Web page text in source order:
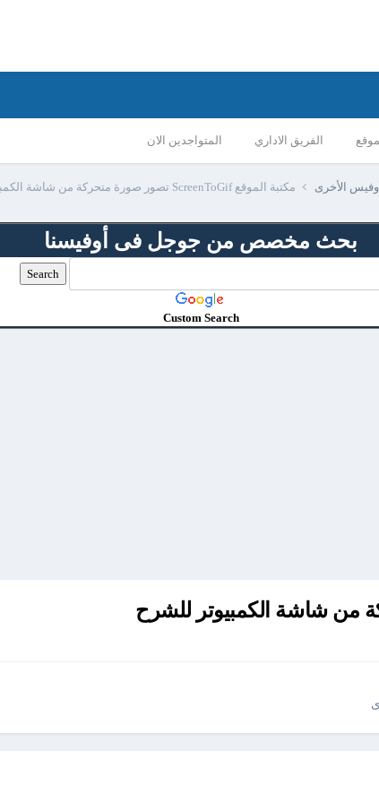
الفريق الاداري المتواجدين الان
الأخرى مكتبة الموقع ScreenToGif تصور صورة متحركة من شاشة الكمبيوتر للشرح
بحث مخصص من جوجل فى أوفيسنا
Custom Search